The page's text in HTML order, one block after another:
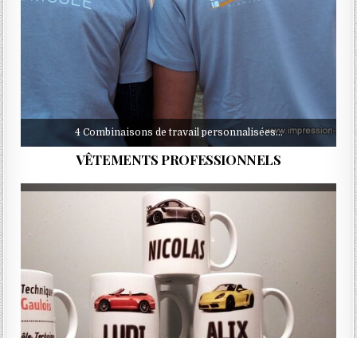
4 Combinaisons de travail personnalisées…
VÊTEMENTS PROFESSIONNELS